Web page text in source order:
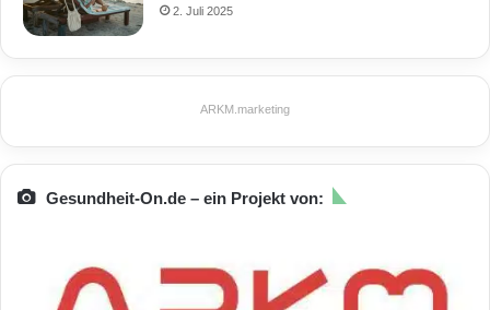
2. Juli 2025
ARKM.marketing
Gesundheit-On.de – ein Projekt von: